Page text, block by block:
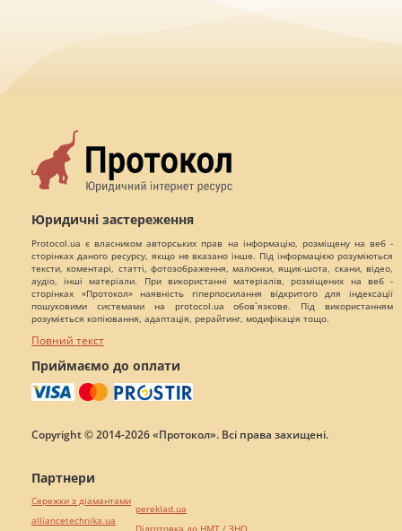
Юридичні застереження
Protocol.ua є власником авторських прав на інформацію, розміщену на веб -
сторінках даного ресурсу, якщо не вказано інше. Під інформацією розуміються
тексти, коментарі, статті, фотозображення, малюнки, ящик-шота, скани, відео,
аудіо, інші матеріали. При використанні матеріалів, розміщених на веб -
сторінках «Протокол» наявність гіперпосилання відкритого для індексації
пошуковими системами на protocol.ua обов`язкове. Під використанням
розуміється копіювання, адаптація, рерайтинг, модифікація тощо.
Повний текст
Приймаємо до оплати
Copyright © 2014-2026 «Протокол». Всі права захищені.
Партнери
Сережки з діамантами
alliancetechnika.ua
pereklad.ua
Підготовка до НМТ / ЗНО